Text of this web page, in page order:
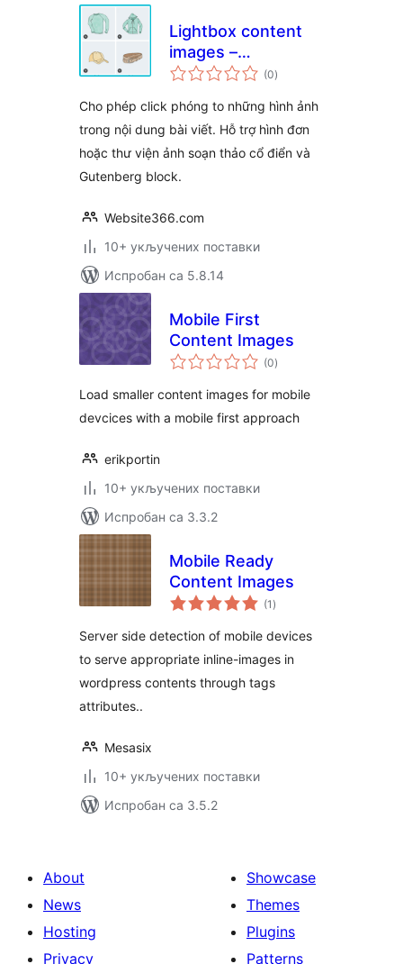
Lightbox content
images –
WPSHARE247
(0укупних
оцена
)
Cho phép click phóng to những hình ảnh
trong nội dung bài viết. Hỗ trợ hình đơn
hoặc thư viện ảnh soạn thảo cổ điển và
Gutenberg block.
Website366.com
10+ укључених поставки
Испробан са 5.8.14
Mobile First
Content Images
(0укупних
оцена
)
Load smaller content images for mobile
devcices with a mobile first approach
erikportin
10+ укључених поставки
Испробан са 3.3.2
Mobile Ready
Content Images
(1 укупних
оцена
)
Server side detection of mobile devices
to serve appropriate inline-images in
wordpress contents through tags
attributes..
Mesasix
10+ укључених поставки
Испробан са 3.5.2
About
News
Hosting
Privacy
Showcase
Themes
Plugins
Patterns